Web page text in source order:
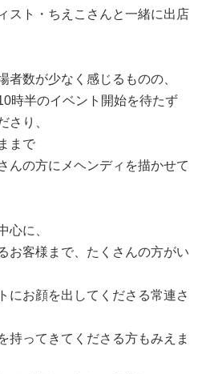
スト・ちえこさんと一緒に出店
者数が少なく感じるものの、
時半のイベント開始を待たず
さり、
まで
んの方にメヘンディを描かせて
心に、
お客様まで、たくさんの方がい
にお顔を出してくださる常連さ
持ってきてくださる方もみえま